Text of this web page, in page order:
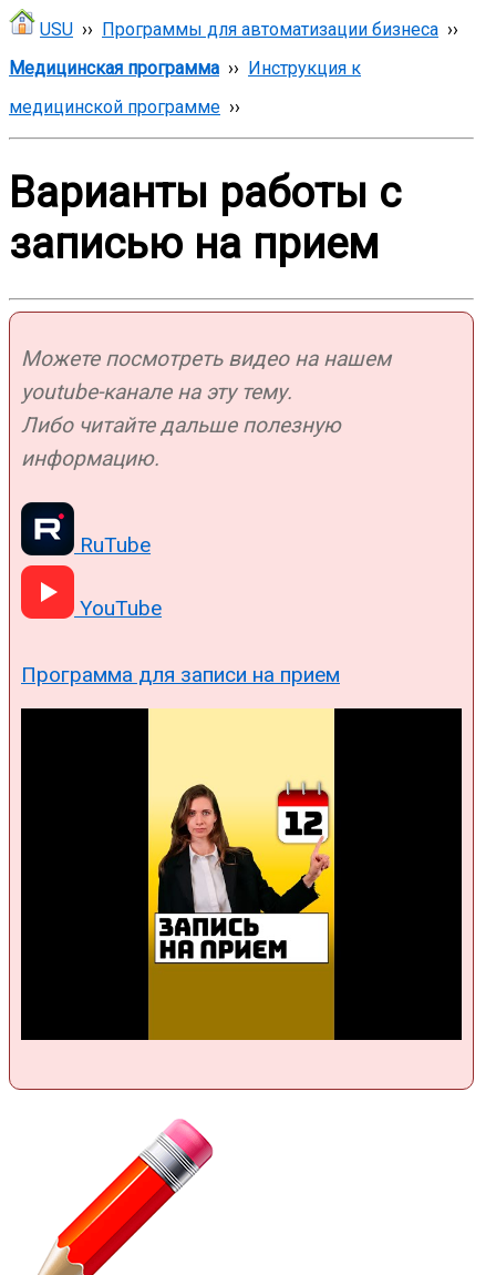
USU ›› Программы для автоматизации бизнеса ››
Медицинская программа ›› Инструкция к
медицинской программе ››
Варианты работы с
записью на прием
Можете посмотреть видео на нашем
youtube-канале на эту тему.
Либо читайте дальше полезную
информацию.
RuTube
YouTube
Программа для записи на прием